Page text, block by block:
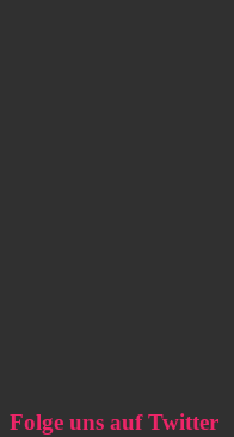
Folge uns auf Twitter